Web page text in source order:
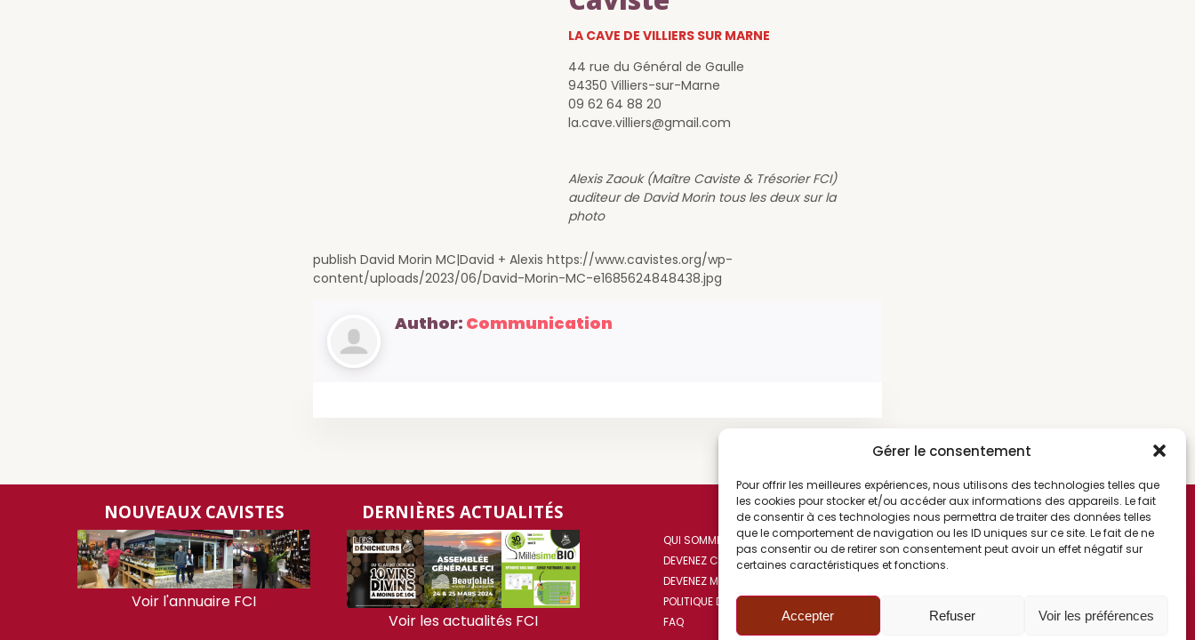
Gérer le consentement
Pour offrir les meilleures expériences, nous utilisons des technologies telles que
les cookies pour stocker et/ou accéder aux informations des appareils. Le fait
de consentir à ces technologies nous permettra de traiter des données telles
que le comportement de navigation ou les ID uniques sur ce site. Le fait de ne
pas consentir ou de retirer son consentement peut avoir un effet négatif sur
certaines caractéristiques et fonctions.
Accepter Refuser Voir les préférences
LA CAVE DE VILLIERS SUR MARNE
44 rue du Général de Gaulle
94350 Villiers-sur-Marne
09 62 64 88 20
la.cave.villiers@gmail.com
Alexis Zaouk (Maître Caviste & Trésorier FCI)
auditeur de David Morin tous les deux sur la
photo
publish David Morin MC|David + Alexis https://www.cavistes.org/wp-
content/uploads/2023/06/David-Morin-MC-e1685624848438.jpg
Author: Communication
NOUVEAUX CAVISTES
Voir l'annuaire FCI
DERNIÈRES ACTUALITÉS
Voir les actualités FCI
FCI
QUI SOMMES NOUS ?
DEVENEZ CAVISTE FCI
DEVENEZ MAITRE CAVISTE
POLITIQUE DE COOKIES (UE)
FAQ
CONTACT
06 82 77 72 90
Correspondance :